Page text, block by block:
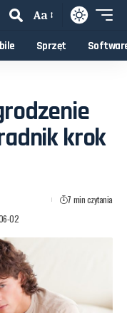
Aa
Sprzęt
krok
02
7 min czytania